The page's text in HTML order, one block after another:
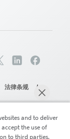
法律条规
留所有权利。and to deliver
the use of
to third parties.